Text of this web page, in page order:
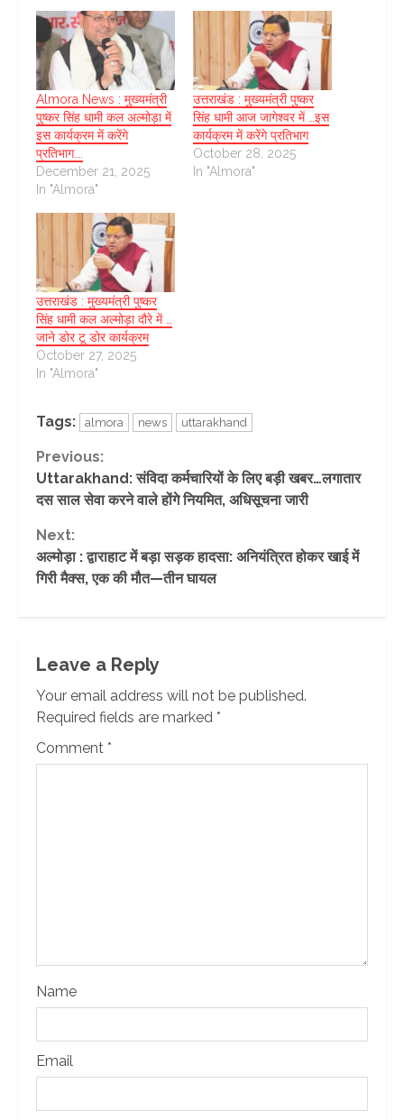
Almora News : मुख्यमंत्री
पुष्कर सिंह धामी कल अल्मोड़ा में
इस कार्यक्रम में करेंगे
प्रतिभाग….
December 21, 2025
In "Almora"
उत्तराखंड : मुख्यमंत्री पुष्कर
सिंह धामी आज जागेश्वर में …इस
कार्यक्रम में करेंगे प्रतिभाग
October 28, 2025
In "Almora"
उत्तराखंड : मुख्यमंत्री पुष्कर
सिंह धामी कल अल्मोड़ा दौरे में …
जाने डोर टू डोर कार्यक्रम
October 27, 2025
In "Almora"
Tags: almora news uttarakhand
Continue
Reading
Previous:
Uttarakhand: संविदा कर्मचारियों के लिए बड़ी खबर…लगातार
दस साल सेवा करने वाले होंगे नियमित, अधिसूचना जारी
Next:
अल्मोड़ा : द्वाराहाट में बड़ा सड़क हादसा: अनियंत्रित होकर खाई में
गिरी मैक्स, एक की मौत—तीन घायल
Leave a Reply
Your email address will not be published.
Required fields are marked *
Comment *
Name
Email